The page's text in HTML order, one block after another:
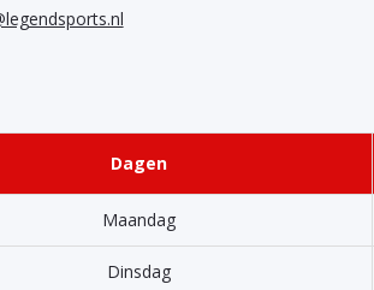
Dagen
Maandag
Dinsdag